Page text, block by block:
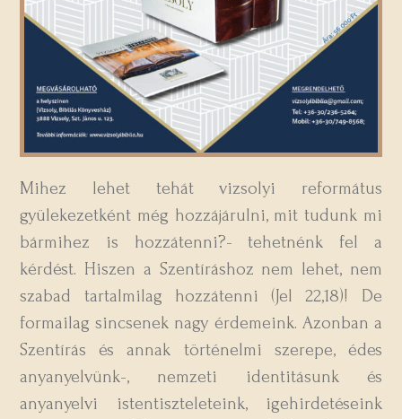
Mihez lehet tehát vizsolyi református
gyülekezetként még hozzájárulni, mit tudunk mi
bármihez is hozzátenni?- tehetnénk fel a
kérdést. Hiszen a Szentíráshoz nem lehet, nem
szabad tartalmilag hozzátenni (Jel 22,18)! De
formailag sincsenek nagy érdemeink. Azonban a
Szentírás és annak történelmi szerepe, édes
anyanyelvünk-, nemzeti identitásunk és
anyanyelvi istentiszteleteink, igehirdetéseink